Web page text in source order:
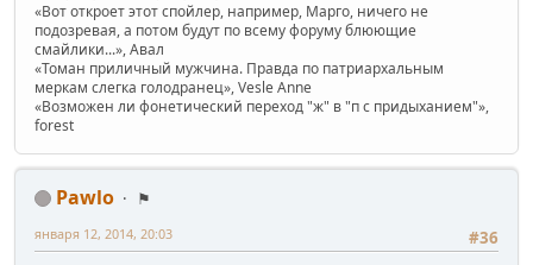
«Вот откроет этот спойлер, например, Марго, ничего не
подозревая, а потом будут по всему форуму блюющие
смайлики...», Авал
«Томан приличный мужчина. Правда по патриархальным
меркам слегка голодранец», Vesle Anne
«Возможен ли фонетический переход "ж" в "п с придыханием"»,
forest
Pawlo
⚑
#36
января 12, 2014, 20:03